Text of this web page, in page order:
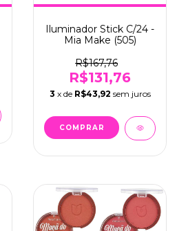
Iluminador Stick C/24 -
Mia Make (505)
R$167,76
R$131,76
3 x de R$43,92 sem juros